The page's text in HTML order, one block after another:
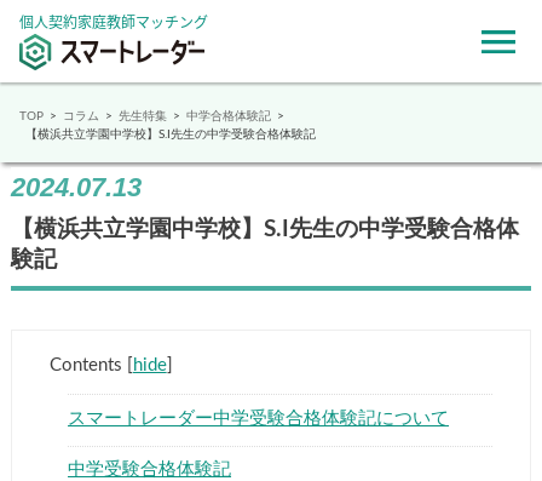
個人契約家庭教師マッチング
TOP コラム 先生特集
中学合格体験記
【横浜共立学園中学校】S.I先生の中学受験合格体験記
2024.07.13
【横浜共立学園中学校】S.I先生の中学受験合格
体験記
Contents hide]
スマートレーダー中学受験合格体験記について
中学受験合格体験記